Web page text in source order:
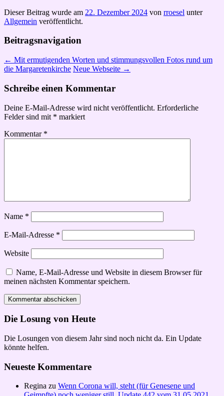
Dieser Beitrag wurde am 22. Dezember 2024 von rroesel unter
Allgemein veröffentlicht.
Beitragsnavigation
← Mit ermutigenden Worten und stimmungsvollen Fotos rund um
die Margaretenkirche Neue Webseite →
Schreibe einen Kommentar
Deine E-Mail-Adresse wird nicht veröffentlicht. Erforderliche
Felder sind mit * markiert
Kommentar *
Name *
E-Mail-Adresse *
Website
Name, E-Mail-Adresse und Website in diesem Browser für
meinen nächsten Kommentar speichern.
Die Losung von Heute
Die Losungen von diesem Jahr sind noch nicht da. Ein Update
könnte helfen.
Neueste Kommentare
Regina zu Wenn Corona will, steht (für Genesene und